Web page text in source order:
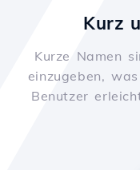
Kurz
Kurze Namen
einzugeben,
Benutzer